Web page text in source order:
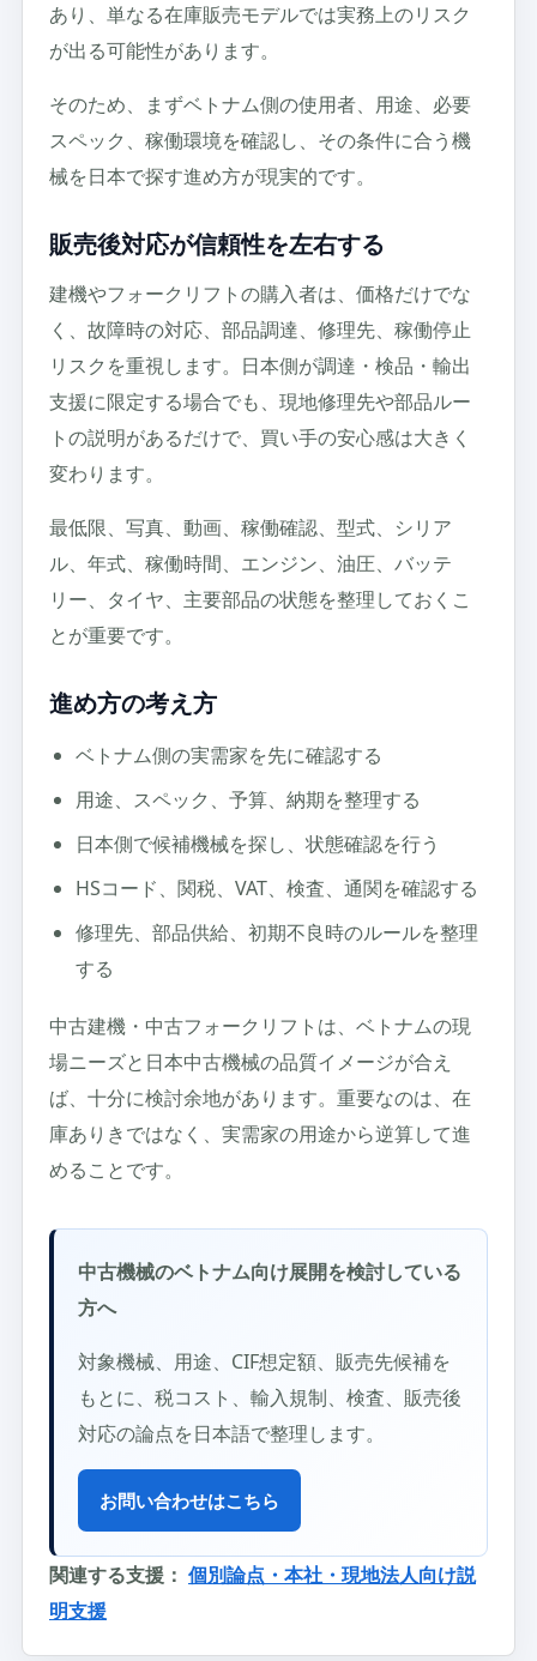
あり、単なる在庫販売モデルでは実務上のリスク
が出る可能性があります。
そのため、まずベトナム側の使用者、用途、必要
スペック、稼働環境を確認し、その条件に合う機
械を日本で探す進め方が現実的です。
販売後対応が信頼性を左右する
建機やフォークリフトの購入者は、価格だけでな
く、故障時の対応、部品調達、修理先、稼働停止
リスクを重視します。日本側が調達・検品・輸出
支援に限定する場合でも、現地修理先や部品ルー
トの説明があるだけで、買い手の安心感は大きく
変わります。
最低限、写真、動画、稼働確認、型式、シリア
ル、年式、稼働時間、エンジン、油圧、バッテ
リー、タイヤ、主要部品の状態を整理しておくこ
とが重要です。
進め方の考え方
ベトナム側の実需家を先に確認する
用途、スペック、予算、納期を整理する
日本側で候補機械を探し、状態確認を行う
HSコード、関税、VAT、検査、通関を確認する
修理先、部品供給、初期不良時のルールを整理
する
中古建機・中古フォークリフトは、ベトナムの現
場ニーズと日本中古機械の品質イメージが合え
ば、十分に検討余地があります。重要なのは、在
庫ありきではなく、実需家の用途から逆算して進
めることです。
中古機械のベトナム向け展開を検討している
方へ
対象機械、用途、CIF想定額、販売先候補を
もとに、税コスト、輸入規制、検査、販売後
対応の論点を日本語で整理します。
お問い合わせはこちら
関連する支援： 個別論点・本社・現地法人向け説
明支援